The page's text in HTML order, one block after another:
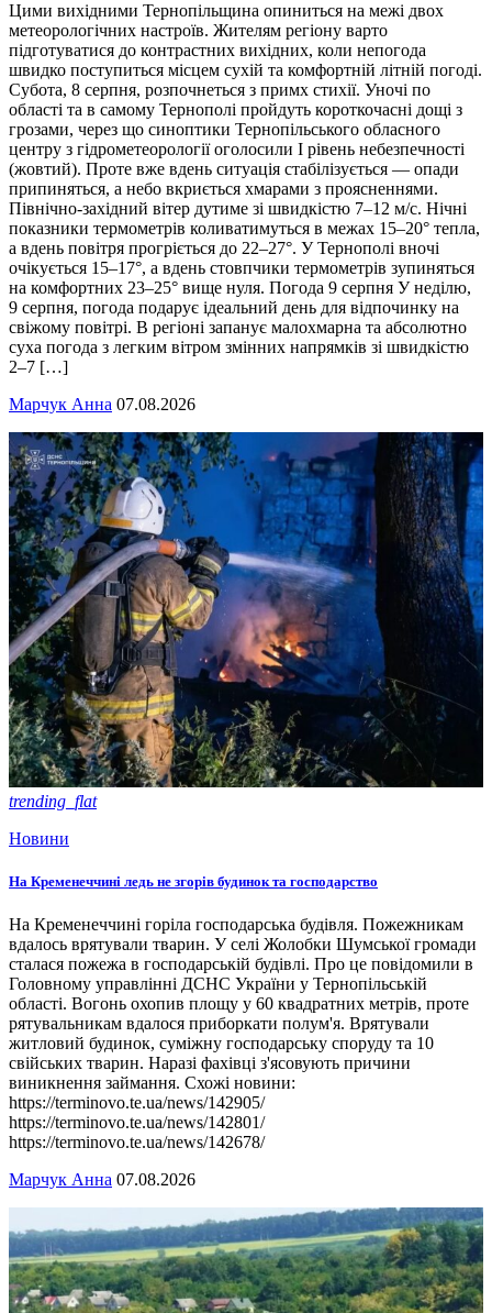
Цими вихідними Тернопільщина опиниться на межі двох
метеорологічних настроїв. Жителям регіону варто
підготуватися до контрастних вихідних, коли непогода
швидко поступиться місцем сухій та комфортній літній погоді.
Субота, 8 серпня, розпочнеться з примх стихії. Уночі по
області та в самому Тернополі пройдуть короткочасні дощі з
грозами, через що синоптики Тернопільського обласного
центру з гідрометеорології оголосили І рівень небезпечності
(жовтий). Проте вже вдень ситуація стабілізується — опади
припиняться, а небо вкриється хмарами з проясненнями.
Північно-західний вітер дутиме зі швидкістю 7–12 м/с. Нічні
показники термометрів коливатимуться в межах 15–20° тепла,
а вдень повітря прогріється до 22–27°. У Тернополі вночі
очікується 15–17°, а вдень стовпчики термометрів зупиняться
на комфортних 23–25° вище нуля. Погода 9 серпня У неділю,
9 серпня, погода подарує ідеальний день для відпочинку на
свіжому повітрі. В регіоні запанує малохмарна та абсолютно
суха погода з легким вітром змінних напрямків зі швидкістю
2–7 […]
Марчук Анна 07.08.2026
trending_flat
Новини
На Кременеччині ледь не згорів будинок та господарство
На Кременеччині горіла господарська будівля. Пожежникам
вдалось врятували тварин. У селі Жолобки Шумської громади
сталася пожежа в господарській будівлі. Про це повідомили в
Головному управлінні ДСНС України у Тернопільській
області. Вогонь охопив площу у 60 квадратних метрів, проте
рятувальникам вдалося приборкати полум'я. Врятували
житловий будинок, суміжну господарську споруду та 10
свійських тварин. Наразі фахівці з'ясовують причини
виникнення займання. Схожі новини:
https://terminovo.te.ua/news/142905/
https://terminovo.te.ua/news/142801/
https://terminovo.te.ua/news/142678/
Марчук Анна 07.08.2026